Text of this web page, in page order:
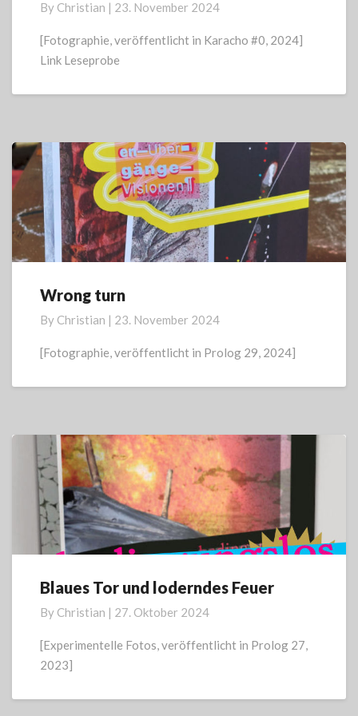
By Christian | 23. November 2024
[Fotographie, veröffentlicht in Karacho #0, 2024]
Link Leseprobe
Wrong
Wrong turn
By Christian | 23. November 2024
[Fotographie, veröffentlicht in Prolog 29, 2024]
Blaues
und
loderndes
Feuer
Blaues Tor und loderndes Feuer
By Christian | 27. Oktober 2024
[Experimentelle Fotos, veröffentlicht in Prolog 27,
2023]